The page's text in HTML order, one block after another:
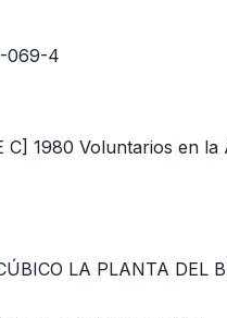
069-4
C] 1980 Voluntarios en la
LA PLANTA DEL